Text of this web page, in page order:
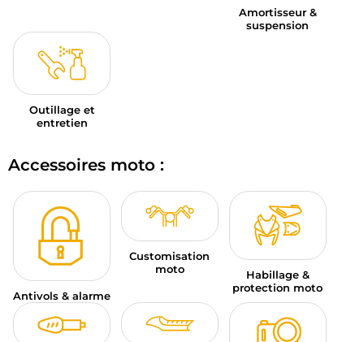
Amortisseur &
suspension
Outillage et
entretien
Accessoires moto :
Antivols & alarme
Customisation
moto
Habillage &
protection moto